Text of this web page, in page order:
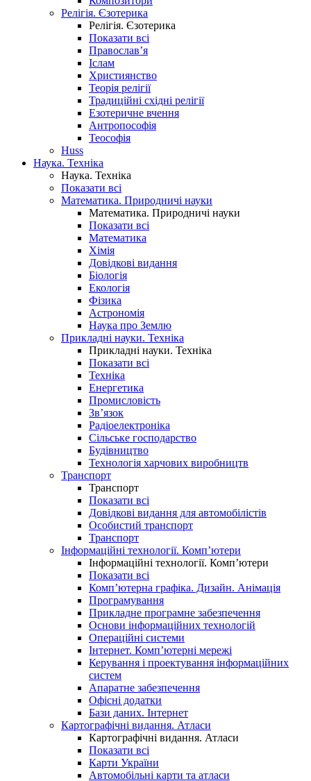
Релігія. Єзотерика
Релігія. Єзотерика
Показати всі
Православ’я
Іслам
Християнство
Теорія релігії
Традиційні східні релігії
Езотеричне вчення
Антропософія
Теософія
Huss
Наука. Техніка
Наука. Техніка
Показати всі
Математика. Природничі науки
Математика. Природничі науки
Показати всі
Математика
Хімія
Довідкові видання
Біологія
Екологія
Фізика
Астрономія
Наука про Землю
Прикладні науки. Техніка
Прикладні науки. Техніка
Показати всі
Техніка
Енергетика
Промисловість
Зв’язок
Радіоелектроніка
Сільське господарство
Будівництво
Технологія харчових виробництв
Транспорт
Транспорт
Показати всі
Довідкові видання для автомобілістів
Особистий транспорт
Транспорт
Інформаційні технології. Комп’ютери
Інформаційні технології. Комп’ютери
Показати всі
Комп’ютерна графіка. Дизайн. Анімація
Програмування
Прикладне програмне забезпечення
Основи інформаційних технологій
Операційні системи
Інтернет. Комп’ютерні мережі
Керування і проектування інформаційних
систем
Апаратне забезпечення
Офісні додатки
Бази даних. Інтернет
Картографічні видання. Атласи
Картографічні видання. Атласи
Показати всі
Карти України
Автомобільні карти та атласи